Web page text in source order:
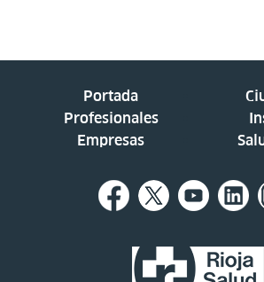
Portada
Profesionales
Empresas